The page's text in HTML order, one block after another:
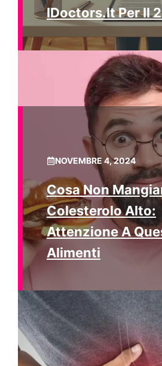
IDoctors.it Per Il
NOVEMBRE 4, 2024
Cosa Non
Colesterolo Alto:
Attenzione A
Alimenti